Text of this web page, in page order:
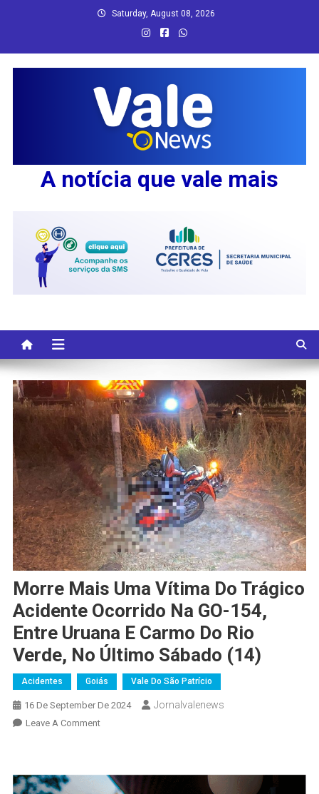
Saturday, August 08, 2026
A notícia que vale mais
Morre Mais Uma Vítima Do Trágico
Acidente Ocorrido Na GO-154,
Entre Uruana E Carmo Do Rio
Verde, No Último Sábado (14)
Acidentes Goiás Vale Do São Patrício
16 De September De 2024 Jornalvalenews
Leave A CommentOn
Vítima